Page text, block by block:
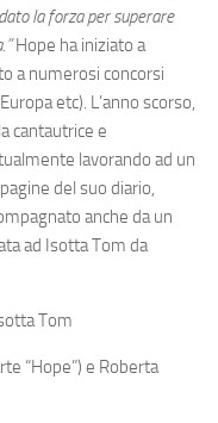
la forza per superare
Hope ha iniziato a
a numerosi concorsi
etc). L’anno scorso,
cantautrice e
lavorando ad un
del suo diario,
anche da un
ad Isotta Tom da
Tom
“Hope”) e Roberta